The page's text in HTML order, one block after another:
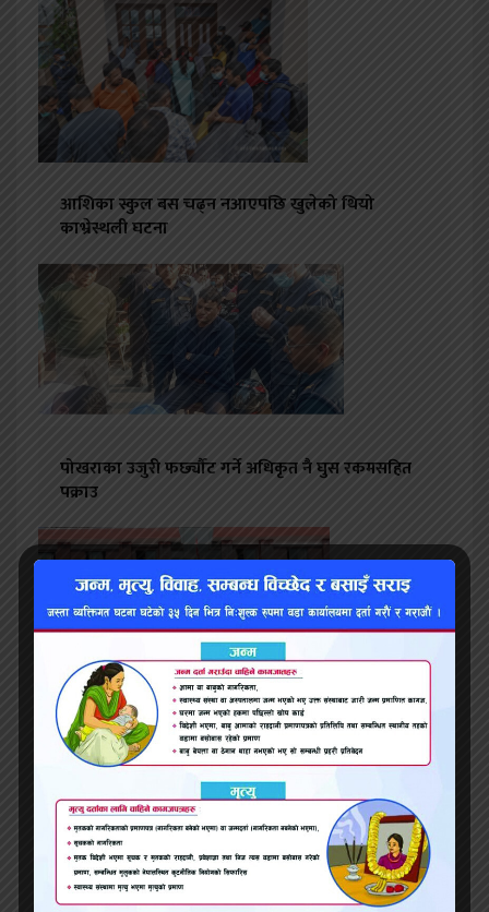
आशिका स्कुल बस चढ्न नआएपछि खुलेको थियो
काभ्रेस्थली घटना
पोखराका उजुरी फर्छ्यौट गर्ने अधिकृत नै घुस रकमसहित
पक्राउ
सबैला नगरका तत्कालीन इन्जिनियर र वडा अध्यक्षसहित
सात जनाविरुद्ध भ्रष्टाचार मुद्दा